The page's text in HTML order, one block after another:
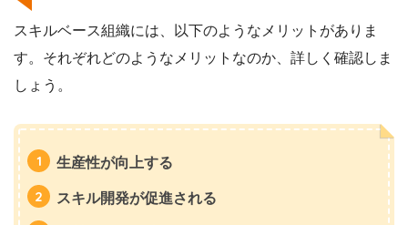
スキルベース組織には、以下のようなメリットがありま
す。それぞれどのようなメリットなのか、詳しく確認しま
しょう。
生産性が向上する
スキル開発が促進される